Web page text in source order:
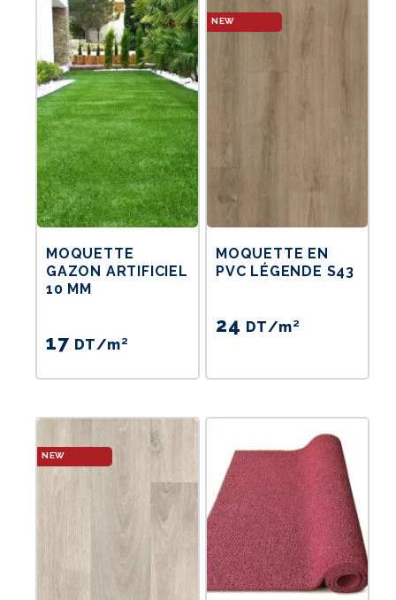
MOQUETTE
GAZON ARTIFICIEL
10 MM
17 DT/m²
MOQUETTE EN
PVC LÉGENDE S43
24 DT/m²